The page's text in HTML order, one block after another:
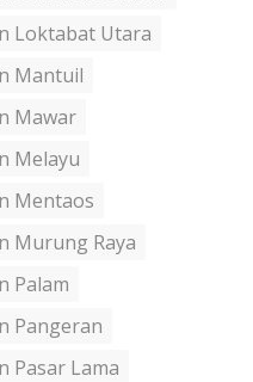
Loktabat Utara
Mantuil
Mawar
Melayu
Mentaos
Murung Raya
Palam
Pangeran
Pasar Lama